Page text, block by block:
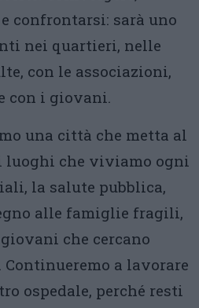
confrontarsi: sarà uno
nei quartieri, nelle
con le associazioni,
con i giovani.
una città che metta al
luoghi che viviamo ogni
la salute pubblica,
alle famiglie fragili,
che cercano
a lavorare
ospedale, perché resti